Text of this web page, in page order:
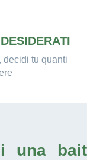
decidi tu quanti
una